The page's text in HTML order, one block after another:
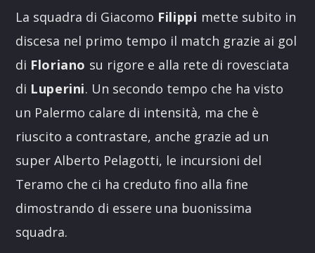
La squadra di Giacomo Filippi mette subito in
discesa nel primo tempo il match grazie ai gol
di Floriano su rigore e alla rete di rovesciata
di Luperini. Un secondo tempo che ha visto
un Palermo calare di intensità, ma che è
riuscito a contrastare, anche grazie ad un
super Alberto Pelagotti, le incursioni del
Teramo che ci ha creduto fino alla fine
dimostrando di essere una buonissima
squadra.